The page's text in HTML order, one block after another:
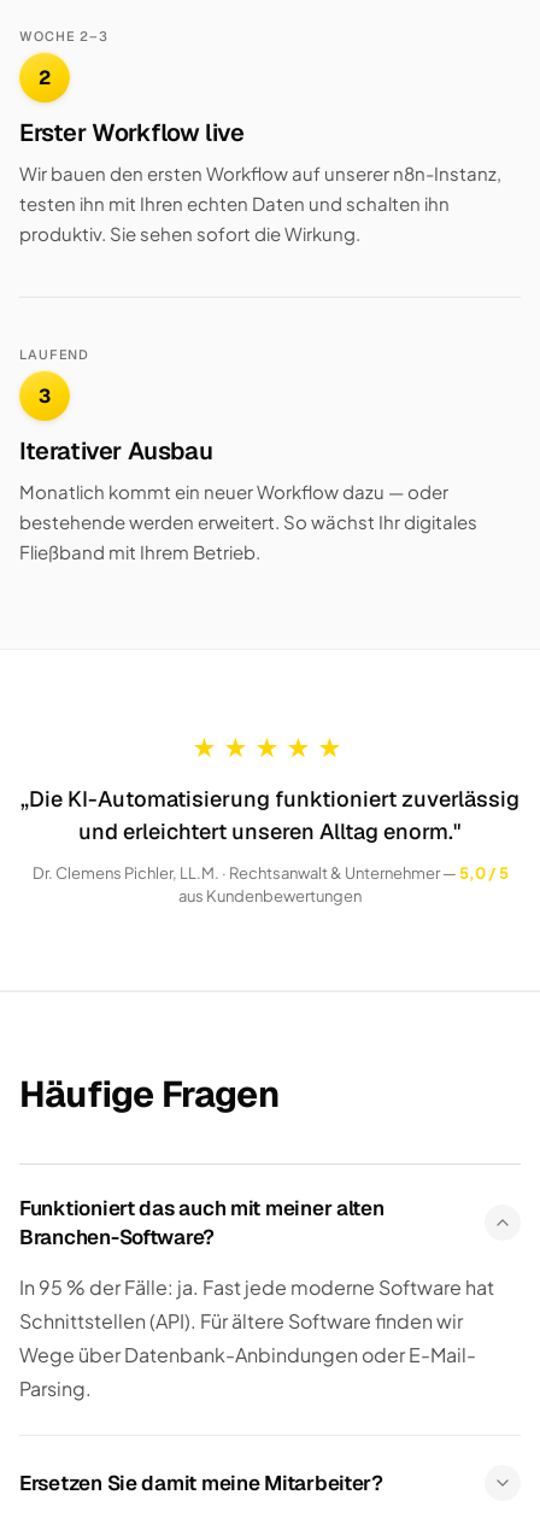
WOCHE 2–3
2
Erster Workflow live
Wir bauen den ersten Workflow auf unserer n8n-Instanz,
testen ihn mit Ihren echten Daten und schalten ihn
produktiv. Sie sehen sofort die Wirkung.
LAUFEND
3
Iterativer Ausbau
Monatlich kommt ein neuer Workflow dazu — oder
bestehende werden erweitert. So wächst Ihr digitales
Fließband mit Ihrem Betrieb.
★ ★ ★ ★ ★
„Die KI-Automatisierung funktioniert zuverlässig
und erleichtert unseren Alltag enorm."
Dr. Clemens Pichler, LL.M. · Rechtsanwalt & Unternehmer —5,0 / 5
aus Kundenbewertungen
Häufige Fragen
Funktioniert das auch mit meiner alten
Branchen-Software?
In 95 % der Fälle: ja. Fast jede moderne Software hat
Schnittstellen (API). Für ältere Software finden wir
Wege über Datenbank-Anbindungen oder E-Mail-
Parsing.
Ersetzen Sie damit meine Mitarbeiter?